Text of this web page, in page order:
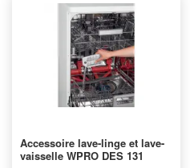
Accessoire lave-linge et lave-
vaisselle WPRO DES 131